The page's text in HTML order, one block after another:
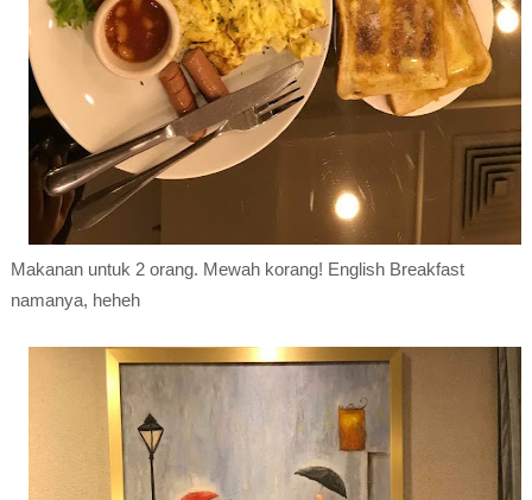
Makanan untuk 2 orang. Mewah korang! English Breakfast
namanya, heheh